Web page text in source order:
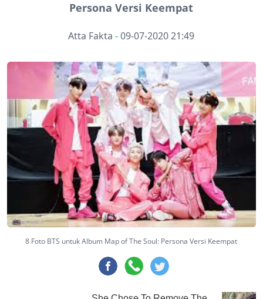
Persona Versi Keempat
Atta Fakta -09-07-2020 21:49
8 Foto BTS untuk Album Map of The Soul: Persona Versi Keempat